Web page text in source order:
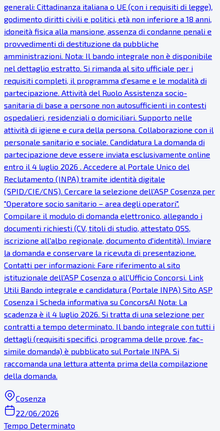
generali: Cittadinanza italiana o UE (con i requisiti di legge),
godimento diritti civili e politici, età non inferiore a 18 anni,
idoneità fisica alla mansione, assenza di condanne penali e
provvedimenti di destituzione da pubbliche
amministrazioni. Nota: Il bando integrale non è disponibile
nel dettaglio estratto. Si rimanda al sito ufficiale per i
requisiti completi, il programma d'esame e le modalità di
partecipazione. Attività del Ruolo Assistenza socio-
sanitaria di base a persone non autosufficienti in contesti
ospedalieri, residenziali o domiciliari. Supporto nelle
attività di igiene e cura della persona. Collaborazione con il
personale sanitario e sociale. Candidatura La domanda di
partecipazione deve essere inviata esclusivamente online
entro il 4 luglio 2026 . Accedere al Portale Unico del
Reclutamento (INPA) tramite identità digitale
(SPID/CIE/CNS). Cercare la selezione dell'ASP Cosenza per
"Operatore socio sanitario – area degli operatori".
Compilare il modulo di domanda elettronico, allegando i
documenti richiesti (CV, titoli di studio, attestato OSS,
iscrizione all'albo regionale, documento d'identità). Inviare
la domanda e conservare la ricevuta di presentazione.
Contatti per informazioni: Fare riferimento al sito
istituzionale dell'ASP Cosenza o all'Ufficio Concorsi. Link
Utili Bando integrale e candidatura (Portale INPA) Sito ASP
Cosenza ℹ Scheda informativa su ConcorsAI Nota: La
scadenza è il 4 luglio 2026. Si tratta di una selezione per
contratti a tempo determinato. Il bando integrale con tutti i
dettagli (requisiti specifici, programma delle prove, fac-
simile domanda) è pubblicato sul Portale INPA. Si
raccomanda una lettura attenta prima della compilazione
della domanda.
Cosenza
22/06/2026
Tempo Determinato